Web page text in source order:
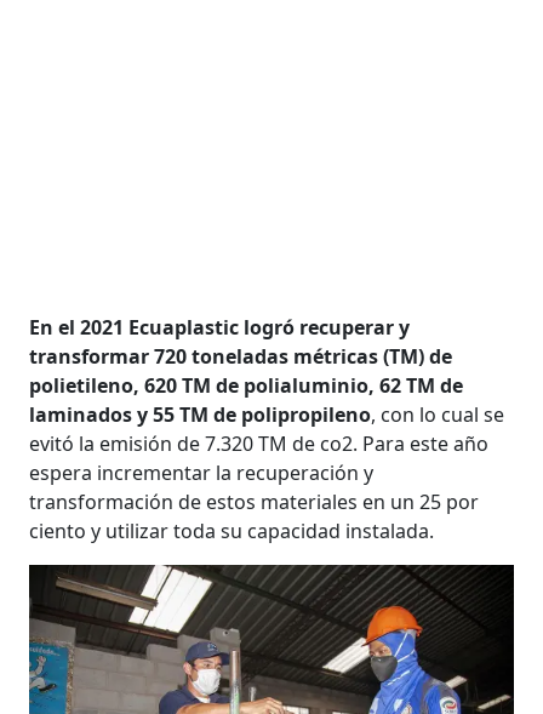
En el 2021 Ecuaplastic logró recuperar y
transformar 720 toneladas métricas (TM) de
polietileno, 620 TM de polialuminio, 62 TM de
laminados y 55 TM de polipropileno, con lo cual se
evitó la emisión de 7.320 TM de co2. Para este año
espera incrementar la recuperación y
transformación de estos materiales en un 25 por
ciento y utilizar toda su capacidad instalada.